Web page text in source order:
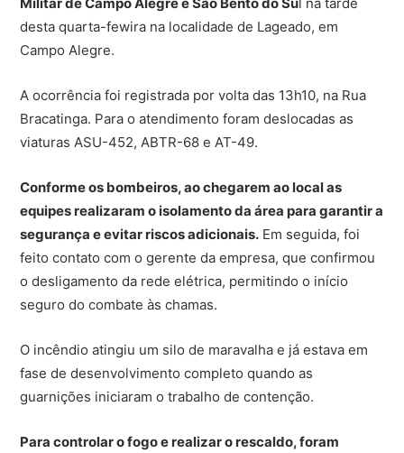
desta quarta-fewira na localidade de Lageado, em
Campo Alegre.
A ocorrência foi registrada por volta das 13h10, na Rua
Bracatinga. Para o atendimento foram deslocadas as
viaturas ASU-452, ABTR-68 e AT-49.
Conforme os bombeiros, ao chegarem ao local as
equipes realizaram o isolamento da área para garantir a
segurança e evitar riscos adicionais. Em seguida, foi
feito contato com o gerente da empresa, que confirmou
o desligamento da rede elétrica, permitindo o início
seguro do combate às chamas.
O incêndio atingiu um silo de maravalha e já estava em
fase de desenvolvimento completo quando as
guarnições iniciaram o trabalho de contenção.
Para controlar o fogo e realizar o rescaldo, foram